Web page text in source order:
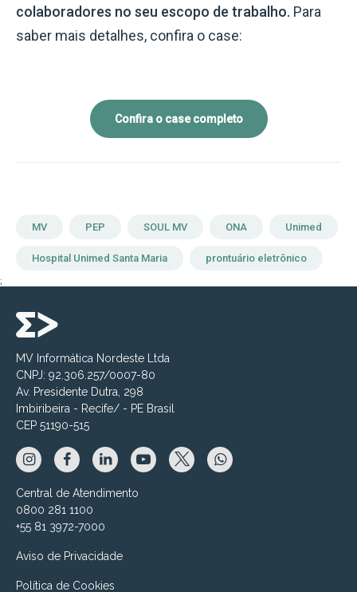
colaboradores no seu escopo de trabalho. Para
saber mais detalhes, confira o case:
Confira o case completo
MV PEP SOUL MV ONA Unimed
Hospital Unimed Santa Maria prontuário eletrônico
;
MV Informática Nordeste Ltda
CNPJ: 92.306.257/0007-80
Av. Presidente Dutra, 298
Imbiribeira - Recife/ - PE Brasil
CEP 51190-515
Central de Atendimento
0800 281 1100
+55 81 3972-7000
Aviso de Privacidade
Política de Cookies